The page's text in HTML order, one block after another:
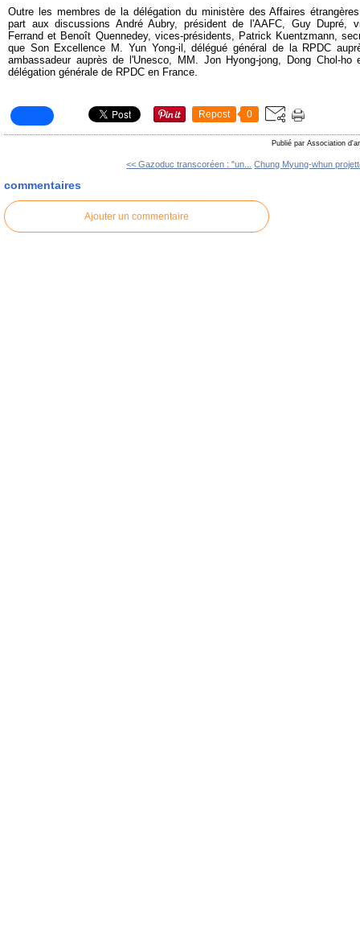
Outre les membres de la délégation du ministère des Affaires
part aux discussions André Aubry, président de l'AAFC, Guy Dupré,
Ferrand et Benoît Quennedey, vices-présidents, Patrick Kuentzmann,
que Son Excellence M. Yun Yong-il, délégué général de la RPDC
ambassadeur auprès de l'Unesco, MM. Jon Hyong-jong, Dong Chol-
délégation générale de RPDC en France.
Repost 0
Publié par Association
<< Gazoduc transcoréen : "un... Chung Myung-whun
commentaires
Ajouter un commentaire